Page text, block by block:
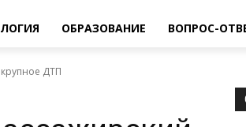
ОБРАЗОВАНИЕ ВОПРОС-
ДТП